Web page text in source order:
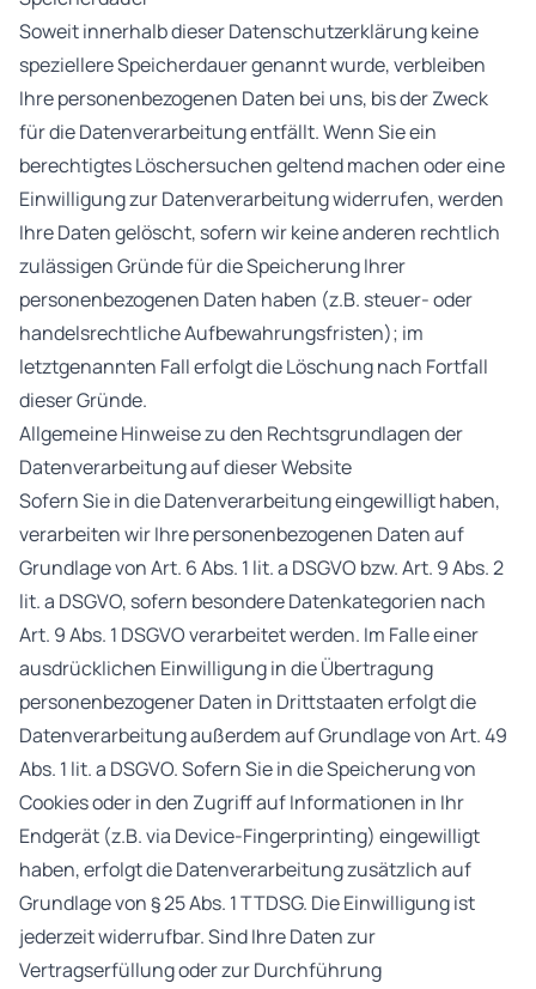
Soweit innerhalb dieser Datenschutzerklärung keine
speziellere Speicherdauer genannt wurde, verbleiben
Ihre personenbezogenen Daten bei uns, bis der Zweck
für die Datenverarbeitung entfällt. Wenn Sie ein
berechtigtes Löschersuchen geltend machen oder eine
Einwilligung zur Datenverarbeitung widerrufen, werden
Ihre Daten gelöscht, sofern wir keine anderen rechtlich
zulässigen Gründe für die Speicherung Ihrer
personenbezogenen Daten haben (z.B. steuer- oder
handelsrechtliche Aufbewahrungsfristen); im
letztgenannten Fall erfolgt die Löschung nach Fortfall
dieser Gründe.
Allgemeine Hinweise zu den Rechtsgrundlagen der
Datenverarbeitung auf dieser Website
Sofern Sie in die Datenverarbeitung eingewilligt haben,
verarbeiten wir Ihre personenbezogenen Daten auf
Grundlage von Art. 6 Abs. 1 lit. a DSGVO bzw. Art. 9 Abs. 2
lit. a DSGVO, sofern besondere Datenkategorien nach
Art. 9 Abs. 1 DSGVO verarbeitet werden. Im Falle einer
ausdrücklichen Einwilligung in die Übertragung
personenbezogener Daten in Drittstaaten erfolgt die
Datenverarbeitung außerdem auf Grundlage von Art. 49
Abs. 1 lit. a DSGVO. Sofern Sie in die Speicherung von
Cookies oder in den Zugriff auf Informationen in Ihr
Endgerät (z.B. via Device-Fingerprinting) eingewilligt
haben, erfolgt die Datenverarbeitung zusätzlich auf
Grundlage von § 25 Abs. 1 TTDSG. Die Einwilligung ist
jederzeit widerrufbar. Sind Ihre Daten zur
Vertragserfüllung oder zur Durchführung